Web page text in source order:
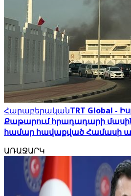
ՀարաբերականTRT Global -
Քաթարում հրադադարի մասին
համար հավաքված Համասի
ԱՌԱՋԱՐԿ